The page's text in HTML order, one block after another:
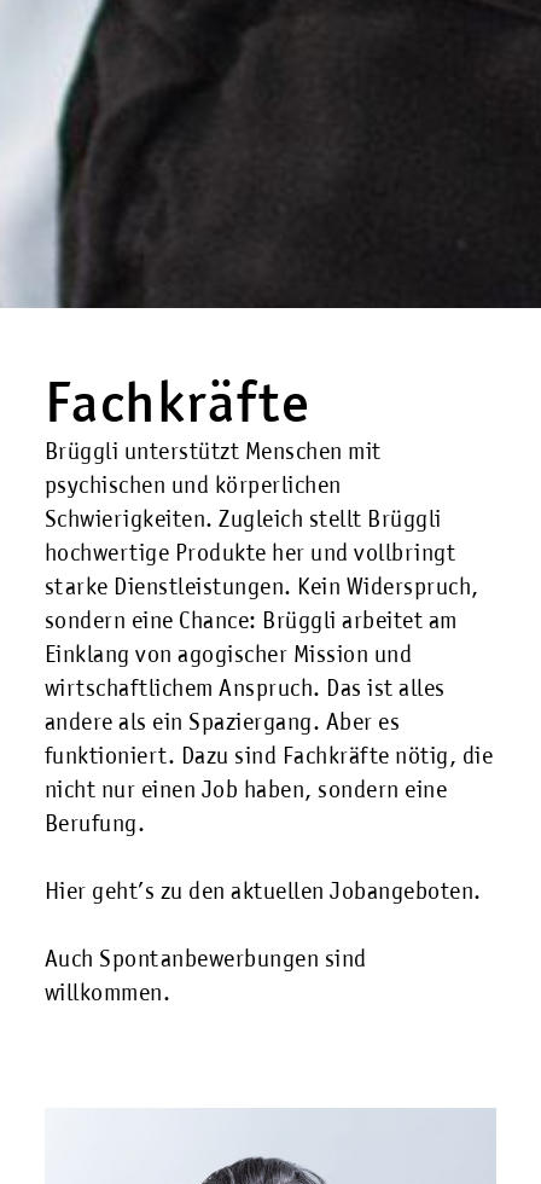
Fachkräfte
Brüggli unterstützt Menschen mit
psychischen und körperlichen
Schwierigkeiten. Zugleich stellt Brüggli
hochwertige Produkte her und vollbringt
starke Dienstleistungen. Kein Widerspruch,
sondern eine Chance: Brüggli arbeitet am
Einklang von agogischer Mission und
wirtschaftlichem Anspruch. Das ist alles
andere als ein Spaziergang. Aber es
funktioniert. Dazu sind Fachkräfte nötig, die
nicht nur einen Job haben, sondern eine
Berufung.
Hier geht’s zu den aktuellen Jobangeboten.
Auch Spontanbewerbungen sind
willkommen.